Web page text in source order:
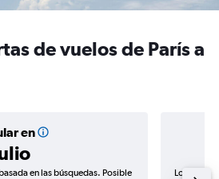
de vuelos de París a
en
en las búsquedas. Posible
Los